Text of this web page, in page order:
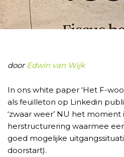
doorEdwin van Wijk
In ons white paper ‘Het F-
als feuilleton op Linkedin
‘zwaar weer’ NU het
herstructurering waarmee
goed mogelijke
doorstart).